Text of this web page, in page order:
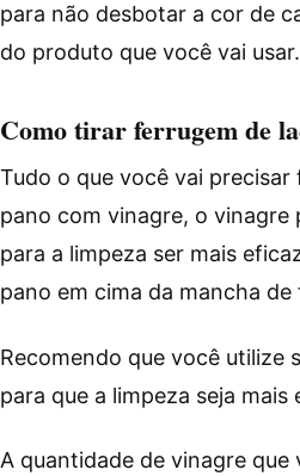
para não desbotar a cor de
do produto que você vai usar.
Como tirar ferrugem de
Tudo o que você vai precisar
pano com vinagre, o vinagre
para a limpeza ser mais
pano em cima da mancha de
Recomendo que você utilize
para que a limpeza seja
A quantidade de vinagre que